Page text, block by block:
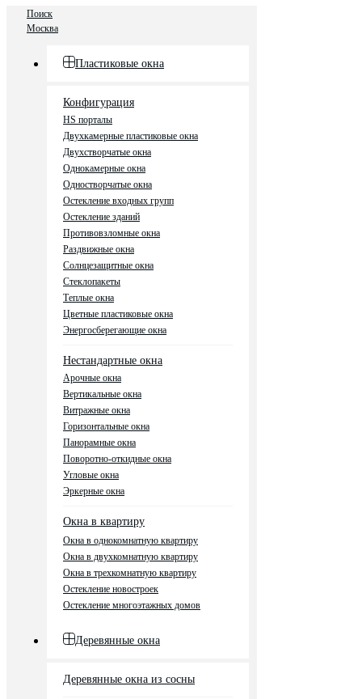
Поиск
Москва
Пластиковые окна
Конфигурация
HS порталы
Двухкамерные пластиковые окна
Двухстворчатые окна
Однокамерные окна
Одностворчатые окна
Остекление входных групп
Остекление зданий
Противовзломные окна
Раздвижные окна
Солнцезащитные окна
Стеклопакеты
Теплые окна
Цветные пластиковые окна
Энергосберегающие окна
Нестандартные окна
Арочные окна
Вертикальные окна
Витражные окна
Горизонтальные окна
Панорамные окна
Поворотно-откидные окна
Угловые окна
Эркерные окна
Окна в квартиру
Окна в однокомнатную квартиру
Окна в двухкомнатную квартиру
Окна в трехкомнатную квартиру
Остекление новостроек
Остекление многоэтажных домов
Деревянные окна
Деревянные окна из сосны